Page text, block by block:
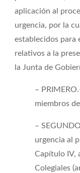
aplicación al
urgencia, por la
establecidos para
relativos a la
la Junta de
–
miembros
–
urgencia al
Capítulo IV,
Colegiales